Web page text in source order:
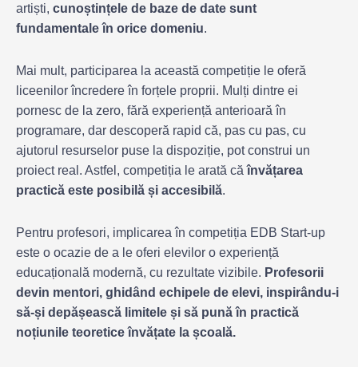
artiști, cunoștințele de baze de date sunt
fundamentale în orice domeniu.
Mai mult, participarea la această competiție le oferă
liceenilor încredere în forțele proprii. Mulți dintre ei
pornesc de la zero, fără experiență anterioară în
programare, dar descoperă rapid că, pas cu pas, cu
ajutorul resurselor puse la dispoziție, pot construi un
proiect real. Astfel, competiția le arată căînvățarea
practică este posibilă și accesibilă.
Pentru profesori, implicarea în competiția EDB Start-up
este o ocazie de a le oferi elevilor o experiență
educațională modernă, cu rezultate vizibile. Profesorii
devin mentori, ghidând echipele de elevi, inspirându-i
să-și depășească limitele și să pună în practică
noțiunile teoretice învățate la școală.